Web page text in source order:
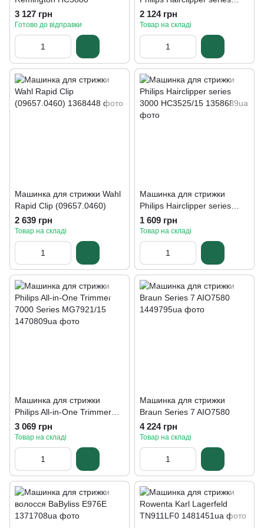
3 127 грн
Готово до відправки
5000 HC5630/15
2 124 грн
Товар на складі
Машинка для стрижки Wahl
Rapid Clip (09657.0460)
2 639 грн
Товар на складі
Машинка для стрижки
Philips Hairclipper series
3000 HC3525/15
1 609 грн
Товар на складі
Машинка для стрижки
Philips All-in-One Trimmer
7000 Series MG7921/15
3 069 грн
Товар на складі
Машинка для стрижки
Braun Series 7 AIO7580
4 224 грн
Товар на складі